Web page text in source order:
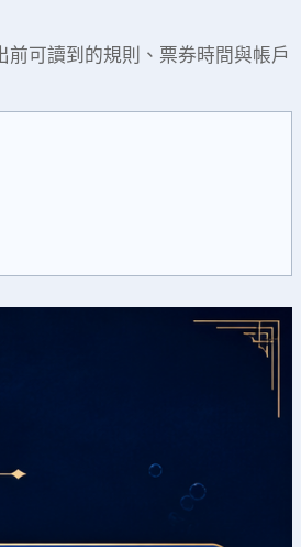
可讀到的規則、票券時間與帳戶